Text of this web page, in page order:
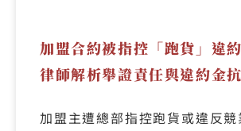
加盟合約被指控「跑貨」違
律師解析舉證責任與違約金
加盟主遭總部指控跑貨或違反